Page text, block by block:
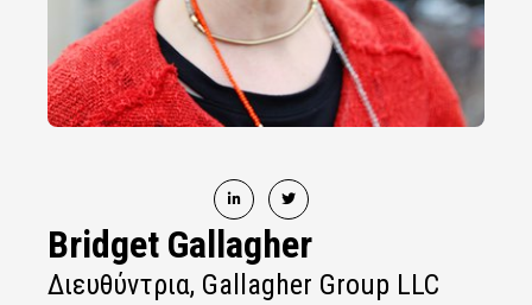
Bridget Gallagher
Διευθύντρια, Gallagher Group LLC